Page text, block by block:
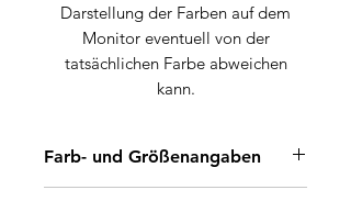
Darstellung der Farben auf dem
Monitor eventuell von der
tatsächlichen Farbe abweichen
kann.
Farb- und Größenangaben